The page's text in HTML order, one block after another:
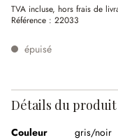
TVA incluse, hors frais de
Référence : 22033
épuisé
Détails du produit
Couleur
gris/noir